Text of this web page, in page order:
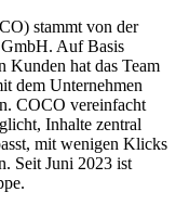
stammt von der
Auf Basis
Kunden hat das Team
dem Unternehmen
COCO vereinfacht
Inhalte zentral
mit wenigen Klicks
Seit Juni 2023 ist